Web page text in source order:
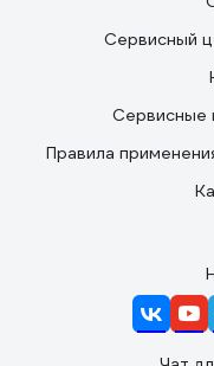
Сервисный
Сервисные
Правила